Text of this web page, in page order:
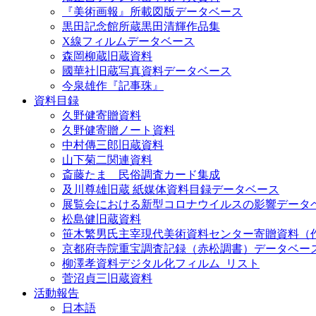
『美術画報』所載図版データベース
黒田記念館所蔵黒田清輝作品集
X線フィルムデータベース
森岡柳蔵旧蔵資料
國華社旧蔵写真資料データベース
今泉雄作『記事珠』
資料目録
久野健寄贈資料
久野健寄贈ノート資料
中村傳三郎旧蔵資料
山下菊二関連資料
斎藤たま 民俗調査カード集成
及川尊雄旧蔵 紙媒体資料目録データベース
展覧会における新型コロナウイルスの影響データ
松島健旧蔵資料
笹木繁男氏主宰現代美術資料センター寄贈資料（
京都府寺院重宝調査記録（赤松調書）データベー
柳澤孝資料デジタル化フィルム_リスト
菅沼貞三旧蔵資料
活動報告
日本語